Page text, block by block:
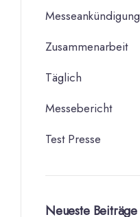
Messeankündigung
Zusammenarbeit
Täglich
Messebericht
Test Presse
Neueste Beiträge